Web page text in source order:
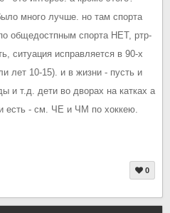
много лучше. но там спорта
общедостпным спорта НЕТ, ртр-
ситуация исправляется в 90-х
лет 10-15). и в жизни - пусть и
и т.д. дети во дворах на катках а
есть - см. ЧЕ и ЧМ по хоккею.
0